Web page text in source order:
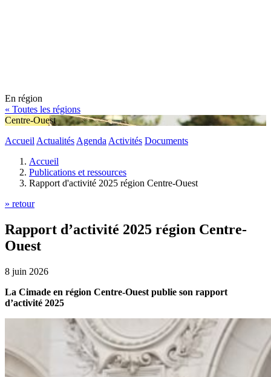
En région
« Toutes les régions
Centre-Ouest
Accueil Actualités Agenda Activités Documents
Accueil
Publications et ressources
Rapport d'activité 2025 région Centre-Ouest
» retour
Rapport d’activité 2025 région Centre-
Ouest
8 juin 2026
La Cimade en région Centre-Ouest publie son rapport
d’activité 2025